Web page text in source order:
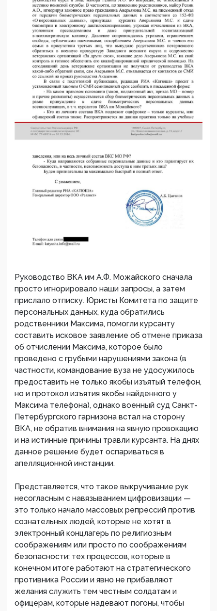
Руководство ВКА им А.Ф. Можайского сначала
просто игнорировало наши запросы, а затем
прислало отписку. Юристы Комитета по защите
персональных данных, куда обратились
родственники Максима, помогли курсанту
составить исковое заявление об отмене приказа
об отчислении Максима, которое было
проведено с грубыми нарушениями закона (в
частности, командование вуза не удосужилось
предоставить не только якобы изъятый телефон,
но и протокол изъятия якобы найденного у
Максима телефона), однако военный суд Санкт-
Петербургского гарнизона встал на сторону
ВКА, не обратив внимания на явную провокацию
и на истинные причины травли курсанта. На днях
данное решение будет оспариваться в
апелляционной инстанции.
Представляется, что такое выкручивание рук
несогласным с навязыванием цифровизации —
это только начало массовых репрессий против
сознательных людей, которые не хотят в
электронный концлагерь по религиозным
соображениям или просто по соображениям
безопасности; тех процессов, которые в
конечном итоге работают на стратегического
противника России и явно не прибавляют
желания служить тем честным солдатам и
офицерам, которые надевают погоны, чтобы